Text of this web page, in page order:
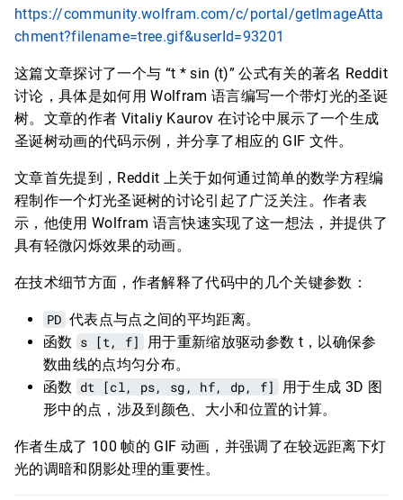
https://community.wolfram.com/c/portal/getImageAtta
chment?filename=tree.gif&userId=93201
这篇文章探讨了一个与 “t * sin (t)” 公式有关的著名 Reddit
讨论，具体是如何用 Wolfram 语言编写一个带灯光的圣诞
树。文章的作者 Vitaliy Kaurov 在讨论中展示了一个生成
圣诞树动画的代码示例，并分享了相应的 GIF 文件。
文章首先提到，Reddit 上关于如何通过简单的数学方程编
程制作一个灯光圣诞树的讨论引起了广泛关注。作者表
示，他使用 Wolfram 语言快速实现了这一想法，并提供了
具有轻微闪烁效果的动画。
在技术细节方面，作者解释了代码中的几个关键参数：
PD 代表点与点之间的平均距离。
函数 s [t, f]
用于重新缩放驱动参数 t，以确保参
数曲线的点均匀分布。
函数 dt [cl, ps, sg, hf, dp, f]
用于生成 3D 图
形中的点，涉及到颜色、大小和位置的计算。
作者生成了 100 帧的 GIF 动画，并强调了在较远距离下灯
光的调暗和阴影处理的重要性。